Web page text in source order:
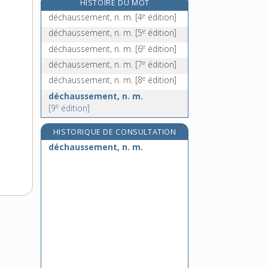
déchéance, n. f.
[7 e édition]
HISTOIRE DU MOT
déchaussement, n. m. [4e édition]
déchaussement, n. m. [5e édition]
déchaussement, n. m. [6e édition]
déchaussement, n. m. [7e édition]
déchaussement, n. m. [8e édition]
déchaussement, n. m.
[9e édition]
HISTORIQUE DE CONSULTATION
déchaussement, n. m.